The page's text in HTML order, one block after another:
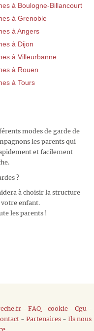
à Boulogne-Billancourt
à Grenoble
à Angers
à Dijon
à Villeurbanne
à Rouen
à Tours
modes de garde de
les parents qui
et facilement
?
à choisir la structure
votre enfant.
les parents !
- FAQ- cookie- Cgu -
- Partenaires- Ils nous